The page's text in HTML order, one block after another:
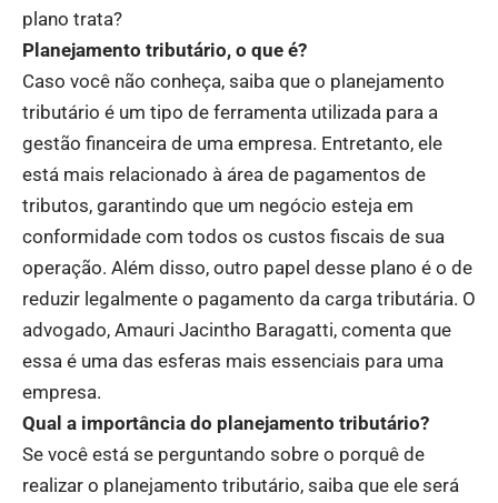
plano trata?
Planejamento tributário, o que é?
Caso você não conheça, saiba que o planejamento
tributário é um tipo de ferramenta utilizada para a
gestão financeira de uma empresa. Entretanto, ele
está mais relacionado à área de pagamentos de
tributos, garantindo que um negócio esteja em
conformidade com todos os custos fiscais de sua
operação. Além disso, outro papel desse plano é o de
reduzir legalmente o pagamento da carga tributária. O
advogado, Amauri Jacintho Baragatti, comenta que
essa é uma das esferas mais essenciais para uma
empresa.
Qual a importância do planejamento tributário?
Se você está se perguntando sobre o porquê de
realizar o planejamento tributário, saiba que ele será